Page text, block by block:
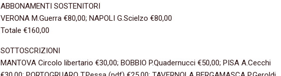
ABBONAMENTI SOSTENITORI
VERONA M.Guerra €80,00; NAPOLI G.Scielzo €80,00
Totale €160,00
SOTTOSCRIZIONI
MANTOVA Circolo libertario €30,00; BOBBIO P.Quadernucci €50,00; PISA A.Cecchi